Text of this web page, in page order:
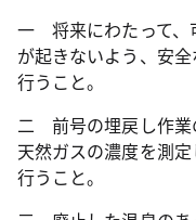
一 将来にわたって、
が起きないよう、安
行うこと。
二 前号の埋戻し作業
天然ガスの濃度を測
行うこと。